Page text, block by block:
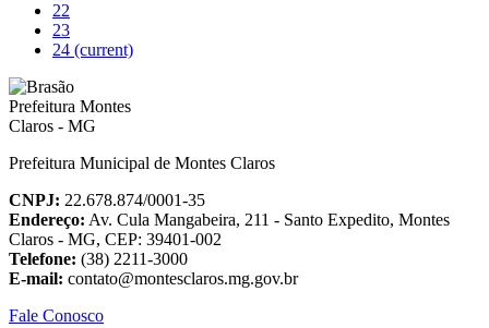
22
23
24 (current)
Prefeitura Municipal de Montes Claros
CNPJ: 22.678.874/0001-35
Endereço: Av. Cula Mangabeira, 211 - Santo Expedito, Montes
Claros - MG, CEP: 39401-002
Telefone: (38) 2211-3000
E-mail: contato@montesclaros.mg.gov.br
Fale Conosco